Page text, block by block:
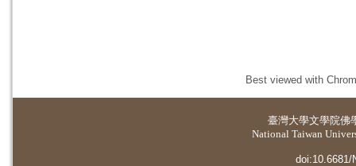
Best viewed with
臺灣大學文學院佛
National Taiwan
doi:10.6681/